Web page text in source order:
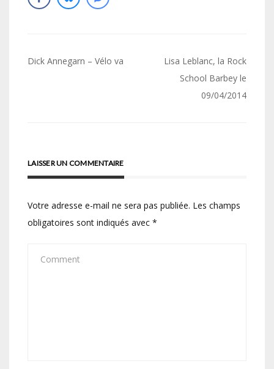
Navigation
Dick Annegarn – Vélo va
Lisa Leblanc, la Rock
School Barbey le
09/04/2014
LAISSER UN COMMENTAIRE
Votre adresse e-mail ne sera pas publiée. Les champs
obligatoires sont indiqués avec *